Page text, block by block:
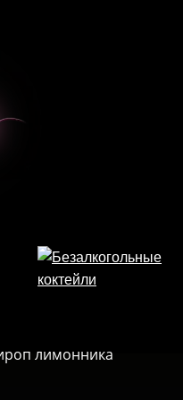
лимонника